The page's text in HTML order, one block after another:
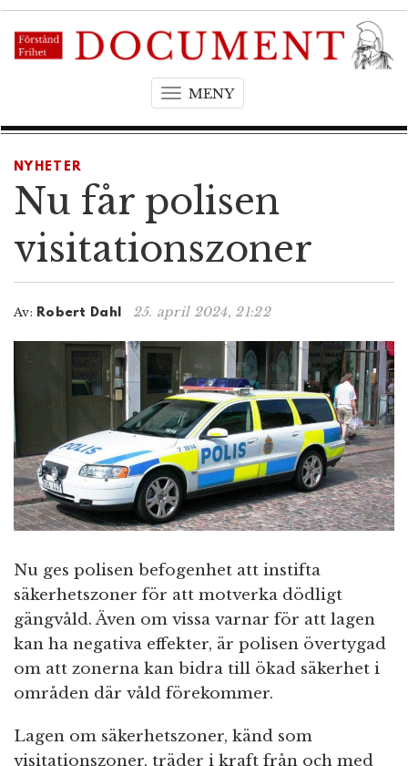
MENYT
g
e
a
g
t
i
o
n
NYHETER
Nu får polisen
visitationszoner
Av: Robert Dahl 25. april 2024, 21:22
Nu ges polisen befogenhet att instifta
säkerhetszoner för att motverka dödligt
gängvåld. Även om vissa varnar för att lagen
kan ha negativa effekter, är polisen övertygad
om att zonerna kan bidra till ökad säkerhet i
områden där våld förekommer.
Lagen om säkerhetszoner, känd som
visitationszoner, träder i kraft från och med